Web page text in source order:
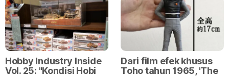
Hobby Industry Inside
Vol. 25: "Kondisi Hobi
Dari film efek khusus
Toho tahun 1965, 'The